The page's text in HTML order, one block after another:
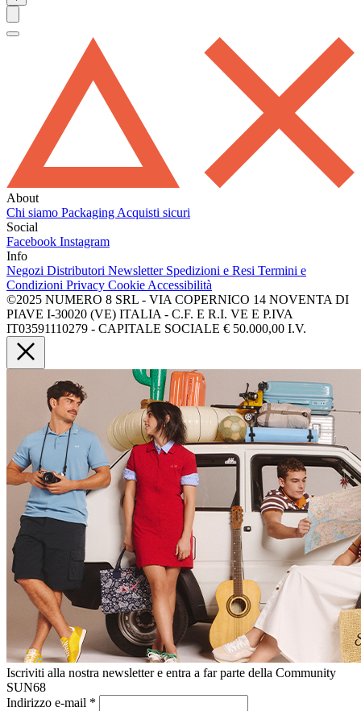
About
Chi siamo Packaging Acquisti sicuri
Social
Facebook Instagram
Info
Negozi Distributori Newsletter Spedizioni e Resi Termini e
Condizioni Privacy Cookie Accessibilità
©2025 NUMERO 8 SRL - VIA COPERNICO 14 NOVENTA DI
PIAVE I-30020 (VE) ITALIA - C.F. E R.I. VE E P.IVA
IT03591110279 - CAPITALE SOCIALE € 50.000,00 I.V.
Iscriviti alla nostra newsletter e entra a far parte della Community
SUN68
Indirizzo e-mail *